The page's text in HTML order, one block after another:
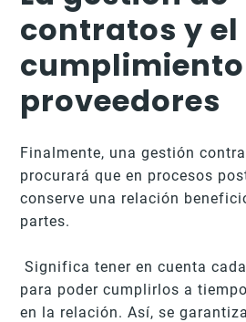
contratos y el
proveedores
Finalmente, una gestión
procurará que en procesos
conserve una relación
partes.
Significa tener en cuenta
para poder cumplirlos a
en la relación. Así, se